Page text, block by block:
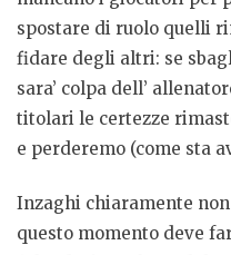
spostare di ruolo quelli
fidare degli altri: se
sara’ colpa dell’
titolari le certezze
e perderemo (come sta
Inzaghi chiaramente
questo momento deve